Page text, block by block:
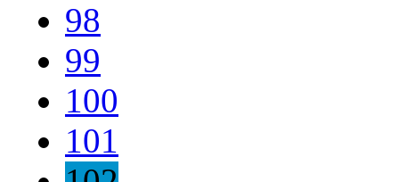
98
99
100
101